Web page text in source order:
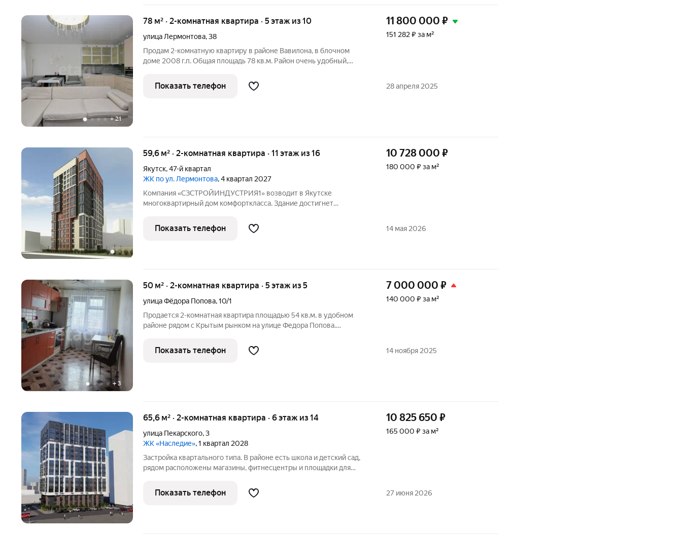
+21
78 м² · 2-комнатная квартира · 5 этаж из 10
улица Лермонтова,38
Продам 2-комнатную квартиру в районе Вавилона, в блочном
доме 2008 г.п. Общая площадь 78 кв.м. Район очень удобный,
под окном автобусные остановки, торговые центры, магазины,
садик,
11 800 000 ₽
151 282 ₽ за м²
Показать телефон 28 апреля 2025
59,6 м² · 2-комнатная квартира · 11 этаж из 16
Якутск,47-й квартал
ЖК по ул. Лермонтова, 4 квартал 2027
Компания «СЗСТРОЙИНДУСТРИЯ1» возводит в Якутске
многоквартирный дом комфорткласса. Здание достигнет
94двухкомнатные и 16трёхкомнатные. Дом построят из
монолитного кирпича, а общая жилая площадь
10 728 000 ₽
180 000 ₽ за м²
Показать телефон 14 мая 2026
+3
50 м² · 2-комнатная квартира · 5 этаж из 5
улица Фёдора Попова,10/1
Продается 2-комнатная квартира площадью 54 кв.м. в удобном
районе рядом с Крытым рынком на улице Федора Попова.
квартире имеется отдельный санузел, балкон застеклен. Во дворе
новый асфальт,
7 000 000 ₽
140 000 ₽ за м²
Показать телефон 14 ноября 2025
65,6 м² · 2-комнатная квартира · 6 этаж из 14
улица Пекарского,3
ЖК «Наследие», 1 квартал 2028
Застройка квартального типа. В районе есть школа и детский сад,
рядом расположены магазины, фитнесцентры и площадки для
10 825 650 ₽
165 000 ₽ за м²
Показать телефон 27 июня 2026